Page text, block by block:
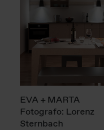
EVA + MARTA
Fotografo: Lorenz
Sternbach